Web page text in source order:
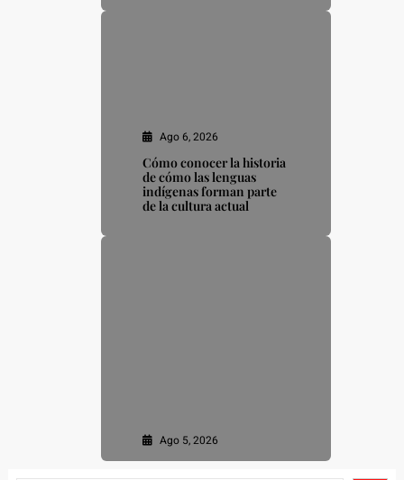
Ago 6, 2026
Cómo conocer la historia
de cómo las lenguas
indígenas forman parte
de la cultura actual
Ago 5, 2026